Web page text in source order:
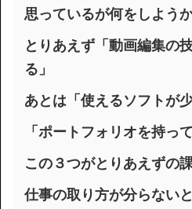
思っているが何をしよう
とりあえず「動画編集の
る」
あとは「使えるソフトが
「ポートフォリオを持っ
この３つがとりあえずの
仕事の取り方が分らない